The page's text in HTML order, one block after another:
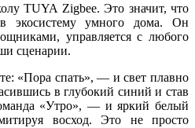
TUYA Zigbee. Это значит, что
в экосистему умного дома. Он
управляется с любого
сценарии.
«Пора спать», — и свет плавно
в глубокий синий и став
«Утро», — и яркий белый
восход. Это не просто